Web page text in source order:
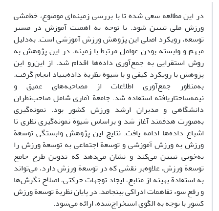
در این مطالعه سعی شده تا با بررسی زمینه‌ای موضوع، خط‌مشی
ورزش ملی تبیین شود. با توجه به اهمیت آموزش در مسیر
توسعه، رویکرد اصلی این پژوهش ورزش آموزشی است. به‌دلیل
مبهم و وابسته بودن عوامل مرتبط با زمینه، در این پژوهش به
روش استقرایی به جمع‌آوری داده‌ها اقدام شد. از این‌رو این
پژوهش با رویکرد کیفی و با شیوة نظریة داده‌بنیاد انجام گرفت.
به‌منظور جمع‌آوری اطلاعات از مصاحبه‌های عمیق و
نیمه‌ساختاریافته استفاده شد. جامعة آماری شامل صاحب‌نظران
دانشگاهی و مدیران ارشد ورزش کشور بود. نمونه‌گیری
به‌صورت هدفمند آغاز شد و براساس شیوة نمونه‌گیری نظری تا
اشباع داده‌ها ادامه یافت. نتایج این پژوهش وابستگی توسعة
ورزش به ورزش آموزشی و توسعة اجتماعی به توسعة ورزش را
به‌خوبی تبیین می‌کند و نشان می‌دهد که تدوین طرح جامع
توسعة ورزش، علاوه‌بر نقشی که در توسعة ورزش دارد، می‌تواند
به استفادة بهینه از منابع، ایجاد توجهات حرکتی، اصلاح نگرش‌ها
و رفع سوء تفاهمات ادراکی بینجامد. در پایان نظریة توسعة ورزش
کشور با توجه به الگوی استخراج‌شده، ارائه می‌شود.